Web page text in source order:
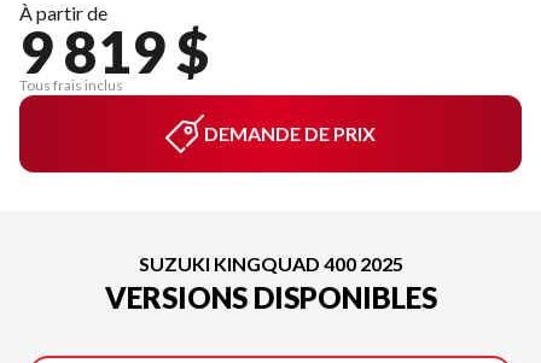
À partir de
9 819 $
Tous frais inclus
DEMANDE DE PRIX
SUZUKI KINGQUAD 400 2025
VERSIONS DISPONIBLES